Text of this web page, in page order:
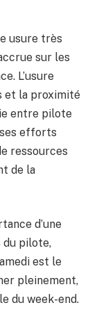
usure très
sur les
L’usure
et la proximité
entre pilote
efforts
ressources
de la
d’une
du pilote,
est le
pleinement,
du week-end.